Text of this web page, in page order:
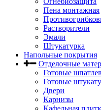
Пена монтажная
Растворители
Эмали
Штукатурка
Напольные покрытия
Отделочные
Готовые
Готовые
Двери
Карнизы
Кафельная